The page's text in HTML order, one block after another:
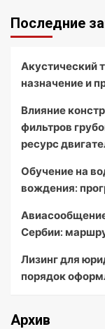
Последние
Акустический
назначение и
Влияние
фильтров
ресурс
Обучение на
вождения:
Сербии:
Лизинг для
порядок
Архив